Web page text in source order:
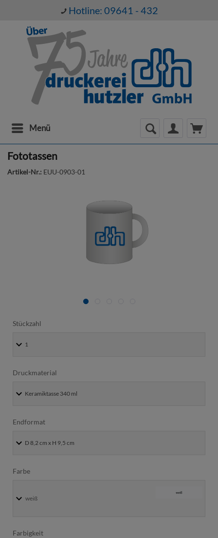
Hotline: 09641 - 432
Menü
Fototassen
Artikel-Nr.: EUU-0903-01
Stückzahl
Druckmaterial
Endformat
Farbe
weiß
Farbigkeit